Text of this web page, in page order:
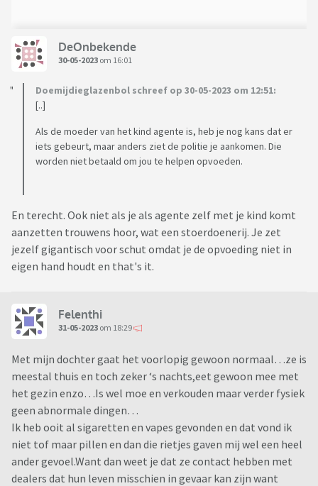
DeOnbekende
30-05-2023 om 16:01
Doemijdieglazenbol schreef op 30-05-2023 om 12:51:
[..]
Als de moeder van het kind agente is, heb je nog kans dat er
iets gebeurt, maar anders ziet de politie je aankomen. Die
worden niet betaald om jou te helpen opvoeden.
En terecht. Ook niet als je als agente zelf met je kind komt
aanzetten trouwens hoor, wat een stoerdoenerij. Je zet
jezelf gigantisch voor schut omdat je de opvoeding niet in
eigen hand houdt en that's it.
Felenthi
31-05-2023 om 18:29
Met mijn dochter gaat het voorlopig gewoon normaal…ze is
meestal thuis en toch zeker ‘s nachts,eet gewoon mee met
het gezin enzo…Is wel moe en verkouden maar verder fysiek
geen abnormale dingen…
Ik heb ooit al sigaretten en vapes gevonden en dat vond ik
niet tof maar pillen en dan die rietjes gaven mij wel een heel
ander gevoel.Want dan weet je dat ze contact hebben met
dealers dat hun leven misschien in gevaar kan zijn want